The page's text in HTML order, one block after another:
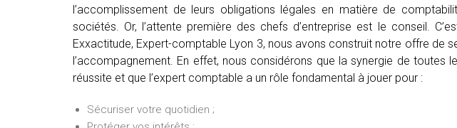
l’accomplissement de leurs obligations légales en matière de
sociétés. Or, l’attente première des chefs d’entreprise est le conseil.
Exxactitude, Expert-comptable Lyon 3, nous avons construit notre offre de
l’accompagnement. En effet, nous considérons que la synergie de toutes
réussite et que l’expert comptable a un rôle fondamental à jouer pour :
Sécuriser votre quotidien ;